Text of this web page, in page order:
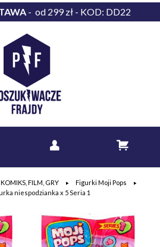
- od 299 zł - KOD: DD22
KOMIKS, FILM, GRY
Figurki Moji Pops
niespodzianka x 5 Seria 1